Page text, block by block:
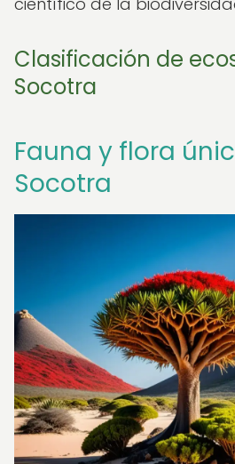
Clasificación de
Socotra
Fauna y flora
Socotra